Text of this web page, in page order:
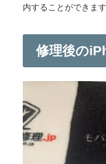
内することができます
修理後の